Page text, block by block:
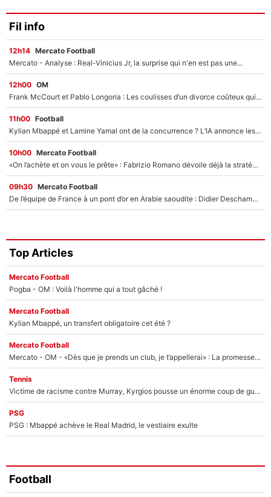
Fil info
12h14 Mercato Football
Mercato - Analyse : Real-Vinicius Jr, la surprise qui n'en est pas une...
12h00 OM
Frank McCourt et Pablo Longoria : Les coulisses d’un divorce coûteux qui ruine l’OM à petit feu…
11h00 Football
Kylian Mbappé et Lamine Yamal ont de la concurrence ? L’IA annonce les 5 joueurs qui vont dominer le football dans les années à venir !
10h00 Mercato Football
«On l’achète et on vous le prête» : Fabrizio Romano dévoile déjà la stratégie du PSG avec le transfert de Zion Suzuki !
09h30 Mercato Football
De l’équipe de France à un pont d’or en Arabie saoudite : Didier Deschamps a donné sa réponse !
Top Articles
Mercato Football
Pogba - OM : Voilà l'homme qui a tout gâché !
Mercato Football
Kylian Mbappé, un transfert obligatoire cet été ?
Mercato Football
Mercato - OM - «Dès que je prends un club, je t’appellerai» : La promesse de Marcelino au moment de claquer la porte
Tennis
Victime de racisme contre Murray, Kyrgios pousse un énorme coup de gueule !
PSG
PSG : Mbappé achève le Real Madrid, le vestiaire exulte
Football